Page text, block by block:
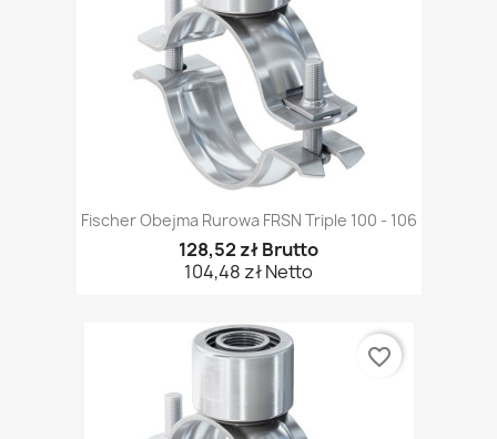
Fischer Obejma Rurowa FRSN Triple 100 - 106
128,52 zł Brutto
104,48 zł Netto
favorite_border